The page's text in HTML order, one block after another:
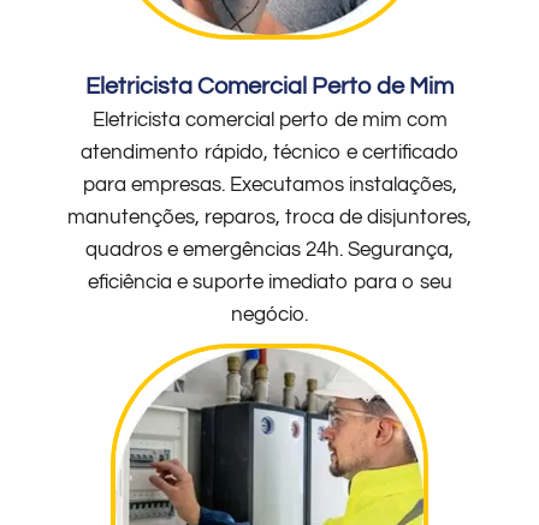
Eletricista Comercial Perto de Mim
Eletricista comercial perto de mim com
atendimento rápido, técnico e certificado
para empresas. Executamos instalações,
manutenções, reparos, troca de disjuntores,
quadros e emergências 24h. Segurança,
eficiência e suporte imediato para o seu
negócio.